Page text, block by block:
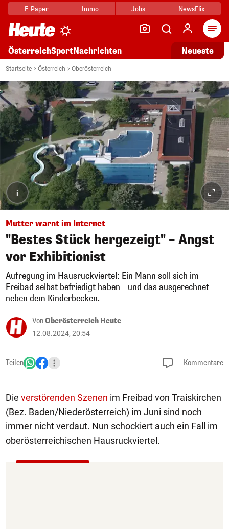
E-Paper Immo Jobs NewsFlix
ÖsterreichSportNachrichten Neueste
Startseite Österreich Oberösterreich
i
Mutter warnt im Internet
"Bestes Stück hergezeigt" – Angst
vor Exhibitionist
Aufregung im Hausruckviertel: Ein Mann soll sich im
Freibad selbst befriedigt haben – und das ausgerechnet
neben dem Kinderbecken.
VonOberösterreich Heute
12.08.2024, 20:54
Teilen Kommentare
Die verstörenden Szenen im Freibad von Traiskirchen
(Bez. Baden/Niederösterreich) im Juni sind noch
immer nicht verdaut. Nun schockiert auch ein Fall im
oberösterreichischen Hausruckviertel.